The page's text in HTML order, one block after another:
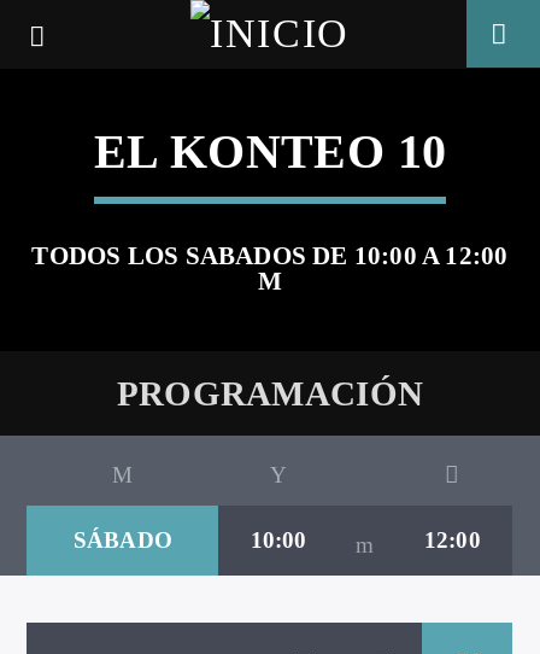
CANCIÓN ACTUAL
TÍTULO
ARTISTA
EL KONTEO 10
TODOS LOS SABADOS DE 10:00 A 12:00
M
PROGRAMACIÓN
SÁBADO 10:00 12:00